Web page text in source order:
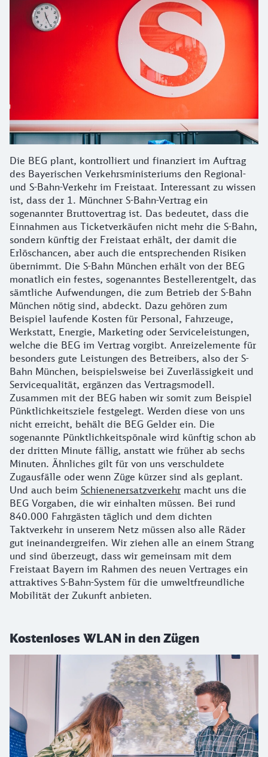
Die BEG plant, kontrolliert und finanziert im Auftrag
des Bayerischen Verkehrsministeriums den Regional-
und S-Bahn-Verkehr im Freistaat. Interessant zu wissen
ist, dass der 1. Münchner S-Bahn-Vertrag ein
sogenannter Bruttovertrag ist. Das bedeutet, dass die
Einnahmen aus Ticketverkäufen nicht mehr die S-Bahn,
sondern künftig der Freistaat erhält, der damit die
Erlöschancen, aber auch die entsprechenden Risiken
übernimmt. Die S-Bahn München erhält von der BEG
monatlich ein festes, sogenanntes Bestellerentgelt, das
sämtliche Aufwendungen, die zum Betrieb der S-Bahn
München nötig sind, abdeckt. Dazu gehören zum
Beispiel laufende Kosten für Personal, Fahrzeuge,
Werkstatt, Energie, Marketing oder Serviceleistungen,
welche die BEG im Vertrag vorgibt. Anreizelemente für
besonders gute Leistungen des Betreibers, also der S-
Bahn München, beispielsweise bei Zuverlässigkeit und
Servicequalität, ergänzen das Vertragsmodell.
Zusammen mit der BEG haben wir somit zum Beispiel
Pünktlichkeitsziele festgelegt. Werden diese von uns
nicht erreicht, behält die BEG Gelder ein. Die
sogenannte Pünktlichkeitspönale wird künftig schon ab
der dritten Minute fällig, anstatt wie früher ab sechs
Minuten. Ähnliches gilt für von uns verschuldete
Zugausfälle oder wenn Züge kürzer sind als geplant.
Und auch beim Schienenersatzverkehr macht uns die
BEG Vorgaben, die wir einhalten müssen. Bei rund
840.000 Fahrgästen täglich und dem dichten
Taktverkehr in unserem Netz müssen also alle Räder
gut ineinandergreifen. Wir ziehen alle an einem Strang
und sind überzeugt, dass wir gemeinsam mit dem
Freistaat Bayern im Rahmen des neuen Vertrages ein
attraktives S-Bahn-System für die umweltfreundliche
Mobilität der Zukunft anbieten.
Kostenloses WLAN in den Zügen